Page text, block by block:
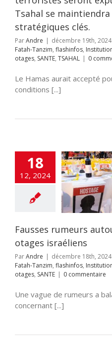
SANTE TSAHAL
Tsahal se
stratégiques clés.
ParAndre | décembre 19th, 2024
Fatah-Tanzim, flashinfos,
otages, SANTE, TSAHAL | 0
Le Hamas aurait accepté
conditions [...]
18
12, 2024
rumeurs
l’accord sur
israéliens
Fatah-Tanzim
SANTE
Fausses rumeurs
otages israéliens
ParAndre | décembre 18th, 2024
Fatah-Tanzim, flashinfos,
otages, SANTE | 0 commentaire
Une vague de rumeurs a
concernant [...]